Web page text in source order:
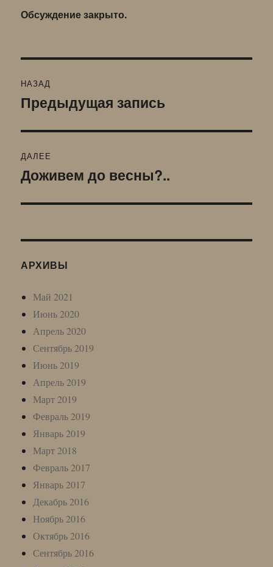
Обсуждение закрыто.
по
НАЗАД
Предыдущая
Предыдущая запись
ДАЛЕЕ
Следующая
Доживем до весны?..
АРХИВЫ
Май 2021
Июнь 2020
Апрель 2020
Сентябрь 2019
Июнь 2019
Апрель 2019
Март 2019
Февраль 2019
Январь 2019
Март 2018
Февраль 2017
Январь 2017
Декабрь 2016
Ноябрь 2016
Октябрь 2016
Сентябрь 2016